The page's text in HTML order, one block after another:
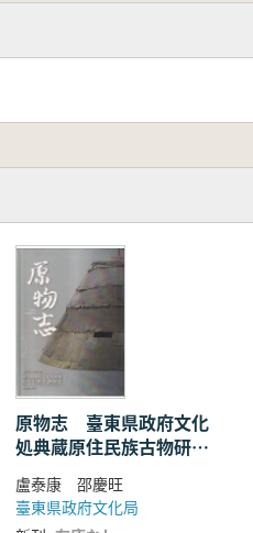
原物志 臺東県政府文化
処典蔵原住民族古物研究
(無機材質篇)
盧泰康 邵慶旺
臺東県政府文化局